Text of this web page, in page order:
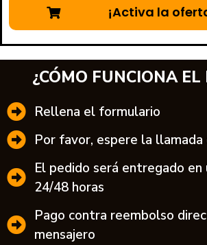
¡Activa la
¿CÓMO FUNCIONA EL
Rellena el formulario
Por favor, espere la llamada
El pedido será entregado en
24/48 horas
Pago contra reembolso
mensajero